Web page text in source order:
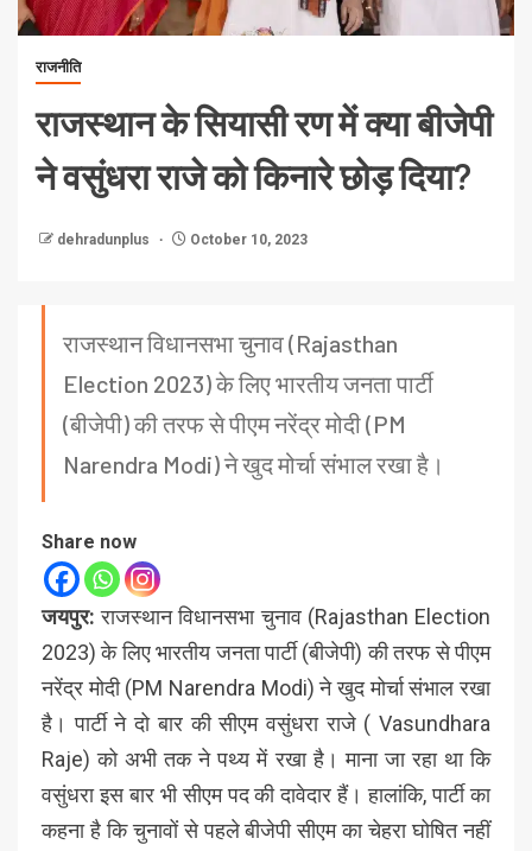
राजनीति
राजस्थान के सियासी रण में क्या बीजेपी
ने वसुंधरा राजे को किनारे छोड़ दिया?
dehradunplus October 10, 2023
राजस्थान विधानसभा चुनाव (Rajasthan
Election 2023) के लिए भारतीय जनता पार्टी
(बीजेपी) की तरफ से पीएम नरेंद्र मोदी (PM
Narendra Modi) ने खुद मोर्चा संभाल रखा है।
Share now
जयपुर: राजस्थान विधानसभा चुनाव (Rajasthan Election
2023) के लिए भारतीय जनता पार्टी (बीजेपी) की तरफ से पीएम
नरेंद्र मोदी (PM Narendra Modi) ने खुद मोर्चा संभाल रखा
है। पार्टी ने दो बार की सीएम वसुंधरा राजे ( Vasundhara
Raje) को अभी तक ने पथ्य में रखा है। माना जा रहा था कि
वसुंधरा इस बार भी सीएम पद की दावेदार हैं। हालांकि, पार्टी का
कहना है कि चुनावों से पहले बीजेपी सीएम का चेहरा घोषित नहीं